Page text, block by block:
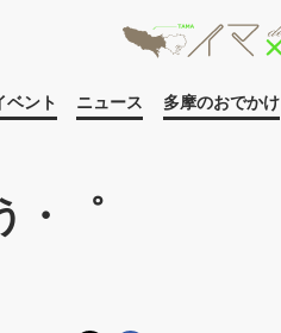
ベント ニュース 多摩のおでかけ
・゜